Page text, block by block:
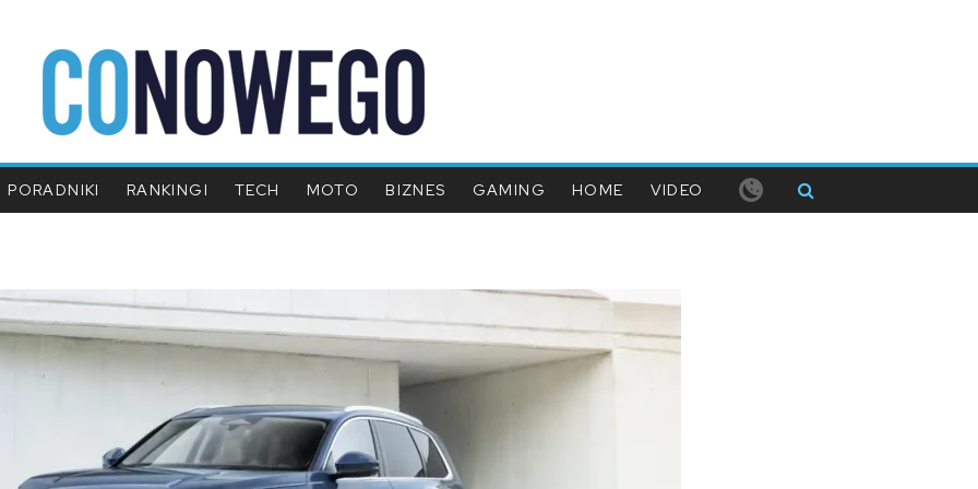
PORADNIKI RANKINGI TECH MOTO BIZNES GAMING HOME VIDEO